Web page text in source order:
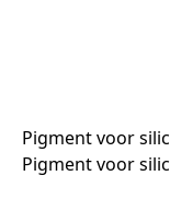
Pigment voor
Pigment voor